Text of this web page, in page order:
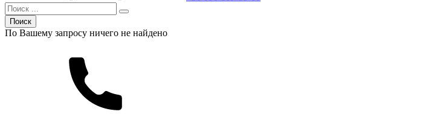
Поиск
По Вашему запросу ничего не найдено